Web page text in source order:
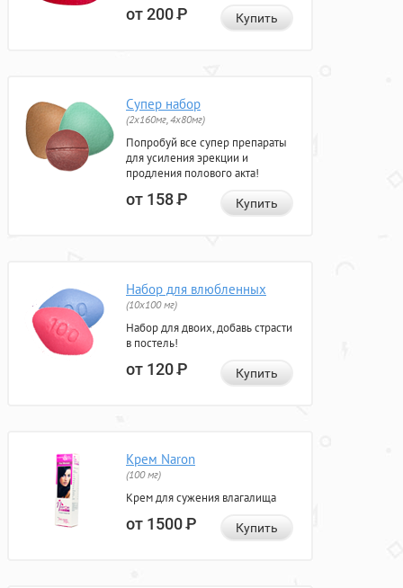
от 200Р Купить
Супер набор
(2х160мг, 4х80мг)
Попробуй все супер препараты
для усиления эрекции и
продления полового акта!
от 158Р Купить
Набор для влюбленных
(10х100 мг)
Набор для двоих, добавь страсти
в постель!
от 120Р Купить
Крем Naron
(100 мг)
Крем для сужения влагалища
от 1500Р Купить